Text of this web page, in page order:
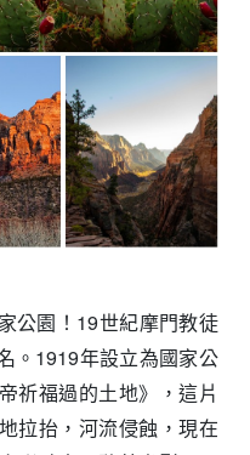
公園！19世紀摩門教徒
。1919年設立為國家公
祈福過的土地》，這片
拉抬，河流侵蝕，現在